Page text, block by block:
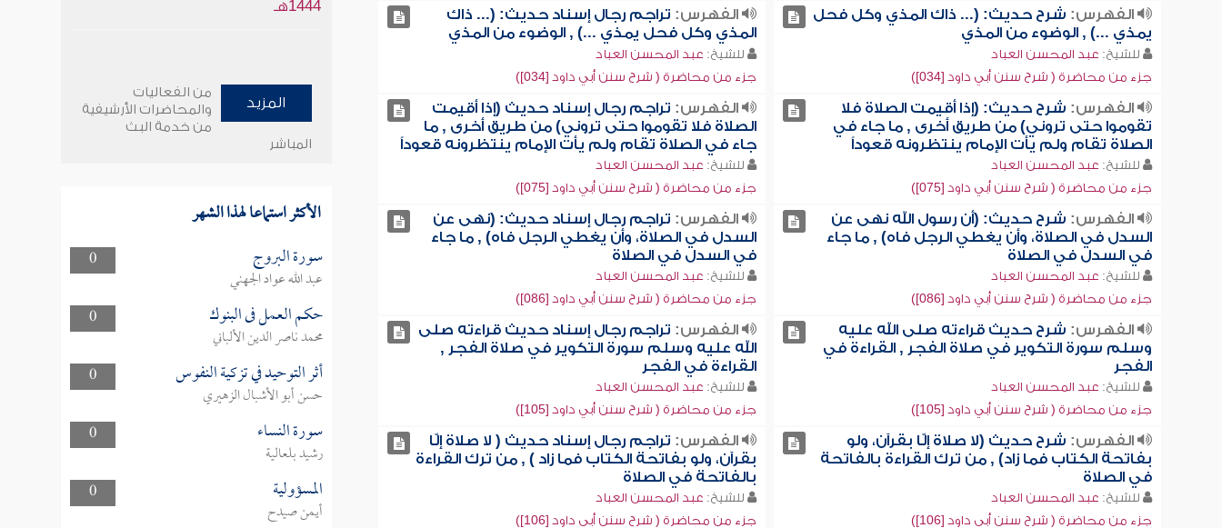
الفهرس: شرح حديث: (... ذاك المذي وكل فحل
يمذي ...) , الوضوء من المذي
للشيخ: عبد المحسن العباد
جزء من محاضرة ( شرح سنن أبي داود [034])
الفهرس: تراجم رجال إسناد حديث: (... ذاك
المذي وكل فحل يمذي ...) , الوضوء من المذي
للشيخ: عبد المحسن العباد
جزء من محاضرة ( شرح سنن أبي داود [034])
الفهرس: شرح حديث: (إذا أقيمت الصلاة فلا
تقوموا حتى تروني) من طريق أخرى , ما جاء في
الصلاة تقام ولم يأت الإمام ينتظرونه قعوداً
للشيخ: عبد المحسن العباد
جزء من محاضرة ( شرح سنن أبي داود [075])
الفهرس: تراجم رجال إسناد حديث (إذا أقيمت
الصلاة فلا تقوموا حتى تروني) من طريق أخرى , ما
جاء في الصلاة تقام ولم يأت الإمام ينتظرونه قعوداً
للشيخ: عبد المحسن العباد
جزء من محاضرة ( شرح سنن أبي داود [075])
الفهرس: شرح حديث: (أن رسول الله نهى عن
السدل في الصلاة، وأن يغطي الرجل فاه) , ما جاء
في السدل في الصلاة
للشيخ: عبد المحسن العباد
جزء من محاضرة ( شرح سنن أبي داود [086])
الفهرس: تراجم رجال إسناد حديث: (نهى عن
السدل في الصلاة، وأن يغطي الرجل فاه) , ما جاء
في السدل في الصلاة
للشيخ: عبد المحسن العباد
جزء من محاضرة ( شرح سنن أبي داود [086])
الفهرس: شرح حديث قراءته صلى الله عليه
وسلم سورة التكوير في صلاة الفجر , القراءة في
الفجر
للشيخ: عبد المحسن العباد
جزء من محاضرة ( شرح سنن أبي داود [105])
الفهرس: تراجم رجال إسناد حديث قراءته صلى
الله عليه وسلم سورة التكوير في صلاة الفجر ,
القراءة في الفجر
للشيخ: عبد المحسن العباد
جزء من محاضرة ( شرح سنن أبي داود [105])
الفهرس: شرح حديث (لا صلاة إلّا بقرآن، ولو
بفاتحة الكتاب فما زاد) , من ترك القراءة بالفاتحة
في الصلاة
للشيخ: عبد المحسن العباد
جزء من محاضرة ( شرح سنن أبي داود [106])
الفهرس: تراجم رجال إسناد حديث ( لا صلاة إلّا
بقرآن، ولو بفاتحة الكتاب فما زاد ) , من ترك القراءة
بالفاتحة في الصلاة
للشيخ: عبد المحسن العباد
جزء من محاضرة ( شرح سنن أبي داود [106])
1444هـ
المزيد
من الفعاليات
والمحاضرات الأرشيفية
من خدمة البث
المباشر
الأكثر استماعا لهذا الشهر
0 سورة البروج
عبد الله عواد الجهني
0
حكم العمل فى البنوك
محمد ناصر الدين الألباني
0
أثر التوحيد في تزكية النفوس
حسن أبو الأشبال الزهيري
0
سورة النساء
رشيد بلعالية
0
المسؤولية
أيمن صيدح